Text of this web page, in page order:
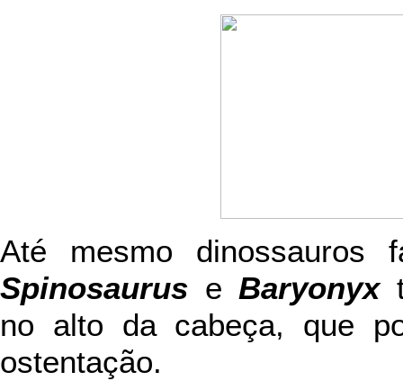
Até mesmo dinossauros
Spinosaurus eBaryonyx
no alto da cabeça, que
ostentação.